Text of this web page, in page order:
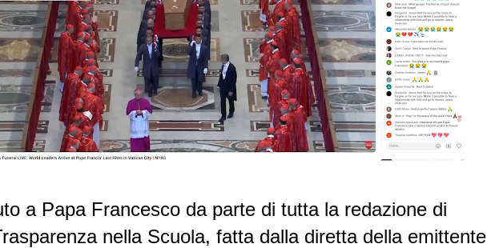
a Papa Francesco da parte di tutta la redazione di
nella Scuola, fatta dalla diretta della emittente